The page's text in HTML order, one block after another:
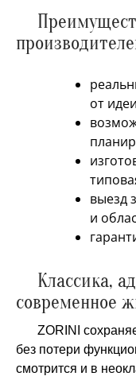
от
выезд
и
Классика,
современное
ZORINI
без потери
смотрится и в